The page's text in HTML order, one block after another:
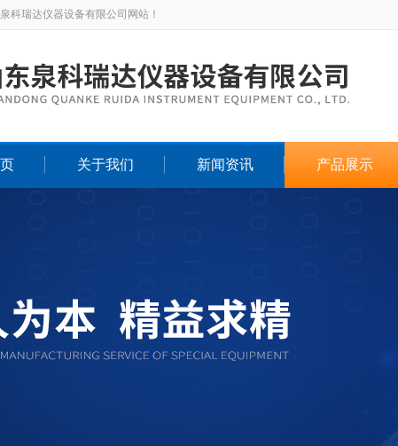
科瑞达仪器设备有限公司网站！
关于我们 新闻资讯 产品展示